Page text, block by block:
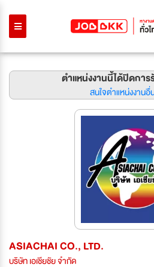
ตำแหน่งงานนี้ได้ปิดกา
สนใจตำแหน่งงาน
ASIACHAI CO., LTD.
บริษัท เอเชียชัย จำกัด